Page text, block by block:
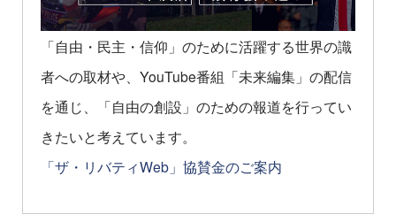
「自由・民主・信仰」のために活躍する世界の識
者への取材や、YouTube番組「未来編集」の配信
を通じ、「自由の創設」のための報道を行ってい
きたいと考えています。
「ザ・リバティWeb」協賛金のご案内